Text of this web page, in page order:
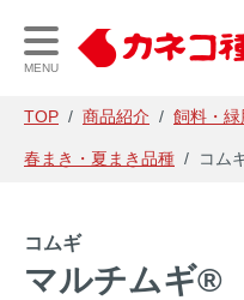
MENU
企業理念・会社概要
研究開発
経営理念と戦略
TOP / 商品紹介 / 飼料・緑
春まき・夏まき品種 / コム
コムギ
マルチムギ®